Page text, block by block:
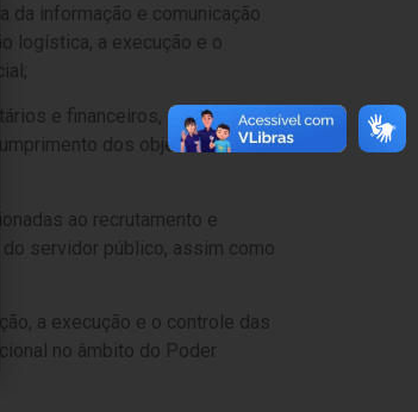
da informação e comunicação
logística, a execução e o
e financeiros, tendo em
dos objetivos e
ao recrutamento e
servidor público, assim como
a execução e o controle das
no âmbito do Poder